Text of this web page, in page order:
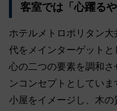
客室では「心躍る
ホテルメトロポリタン
代をメインターゲット
心の二つの要素を調和
ンコンセプトとしてい
小屋をイメージし、木